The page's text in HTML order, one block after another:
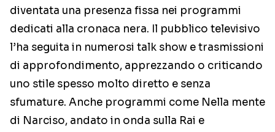
diventata una presenza fissa nei programmi
dedicati alla cronaca nera. Il pubblico televisivo
l’ha seguita in numerosi talk show e trasmissioni
di approfondimento, apprezzando o criticando
uno stile spesso molto diretto e senza
sfumature. Anche programmi come Nella mente
di Narciso, andato in onda sulla Rai e